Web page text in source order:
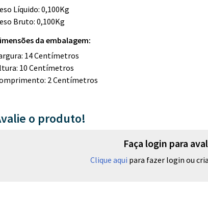
Líquido: 0,100Kg
Bruto: 0,100Kg
da embalagem:
14 Centímetros
10 Centímetros
2 Centímetros
o produto!
Faça login para
Clique aqui para fazer login ou